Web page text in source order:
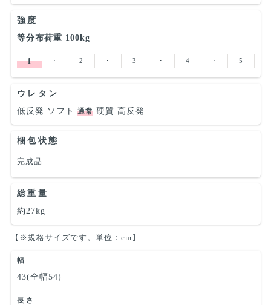
強度
等分布荷重 100kg
1 ･ 2 ･ 3 ･ 4 ･ 5
ウレタン
低反発 ソフト 通常 硬質 高反発
梱包状態
完成品
総重量
約27kg
【※規格サイズです。単位：cm】
幅
43(全幅54)
長さ